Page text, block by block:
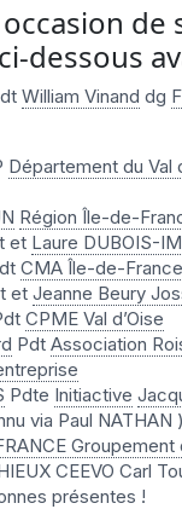
de
dessous
William Vinand dg
Département du Val
Région Île-de-
et Laure DUBOIS-
CMA Île-de-France
et Jeanne Beury
CPME Val d’Oise
Pdt Association
Pdte Initiactive
via Paul NATHAN
Groupement
CEEVO Carl
présentes !